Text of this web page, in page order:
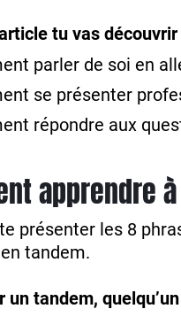
tu vas découvrir
parler de soi en
se présenter
répondre aux
apprendre
présenter les 8
tandem.
un tandem,